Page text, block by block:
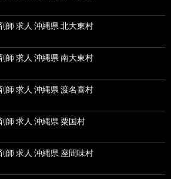
師 求人 沖縄県 北大東村
師 求人 沖縄県 南大東村
師 求人 沖縄県 渡名喜村
師 求人 沖縄県 粟国村
師 求人 沖縄県 座間味村